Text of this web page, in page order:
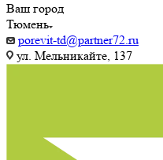
Ваш город
Тюмень
porevit-td@partner72.ru
ул. Мельникайте, 137